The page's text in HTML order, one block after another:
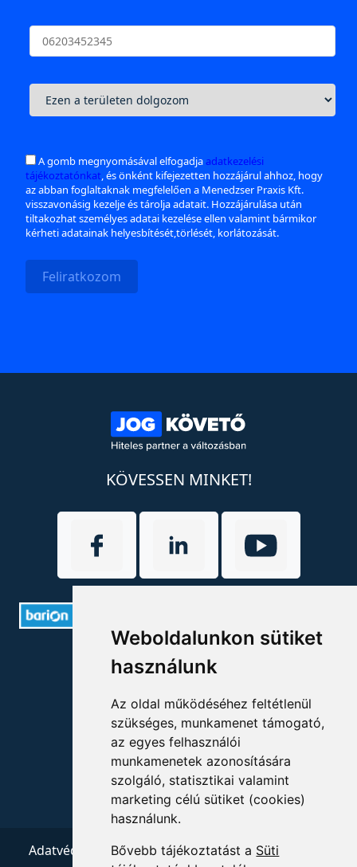
Weboldalunkon sütiket
használunk
Az oldal működéséhez feltétlenül
szükséges, munkamenet támogató,
az egyes felhasználói
munkamenetek azonosítására
szolgáló, statisztikai valamint
marketing célú sütiket (cookies)
használunk.
Bővebb tájékoztatást a Süti
A gomb megnyomásával elfogadjaadatkezelési
tájékoztatónkat, és önként kifejezetten hozzájárul ahhoz, hogy
az abban foglaltaknak megfelelően a Menedzser Praxis Kft.
visszavonásig kezelje és tárolja adatait. Hozzájárulása után
tiltakozhat személyes adatai kezelése ellen valamint bármikor
kérheti adatainak helyesbítését,törlését, korlátozását.
Feliratkozom
KÖVESSEN MINKET!
ELÉRHETŐSÉGEK
+36 1 880 7600
info@mprx.hu
Adatvédelem ÁSZF Impresszum Kapcsolat